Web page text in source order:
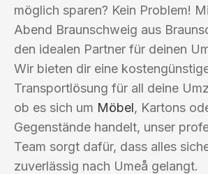
möglich sparen? Kein Problem!
Abend Braunschweig aus
den idealen Partner für deinen
Wir bieten dir eine
Transportlösung für all deine
ob es sich um Möbel, Kartons
Gegenstände handelt, unser
Team sorgt dafür, dass alles
zuverlässig nach Umeå gelangt.